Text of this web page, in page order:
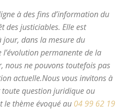
à des fins d’information du
des justiciables. Elle est
jour, dans la mesure du
l’évolution permanente de la
nous ne pouvons toutefois pas
actuelle.Nous vous invitons à
question juridique ou
le thème évoqué au 04 99 62 19